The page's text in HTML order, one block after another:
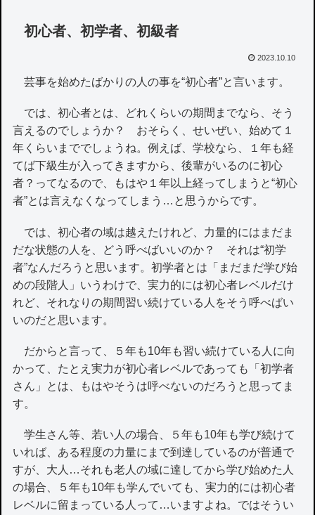
初心者、初学者、初級者
2023.10.10
芸事を始めたばかりの人の事を“初心者”と言います。
では、初心者とは、どれくらいの期間までなら、そう
言えるのでしょうか？ おそらく、せいぜい、始めて１
年くらいまででしょうね。例えば、学校なら、１年も経
てば下級生が入ってきますから、後輩がいるのに初心
者？ってなるので、もはや１年以上経ってしまうと“初心
者”とは言えなくなってしまう…と思うからです。
では、初心者の域は越えたけれど、力量的にはまだま
だな状態の人を、どう呼べばいいのか？ それは“初学
者”なんだろうと思います。初学者とは「まだまだ学び始
めの段階人」いうわけで、実力的には初心者レベルだけ
れど、それなりの期間習い続けている人をそう呼べばい
いのだと思います。
だからと言って、５年も10年も習い続けている人に向
かって、たとえ実力が初心者レベルであっても「初学者
さん」とは、もはやそうは呼べないのだろうと思ってま
す。
学生さん等、若い人の場合、５年も10年も学び続けて
いれば、ある程度の力量にまで到達しているのが普通で
すが、大人…それも老人の域に達してから学び始めた人
の場合、５年も10年も学んでいても、実力的には初心者
レベルに留まっている人って…いますよね。ではそうい